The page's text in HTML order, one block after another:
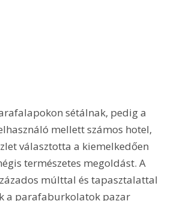
sétálnak, pedig a
mellett számos hotel,
választotta a kiemelkedően
természetes megoldást. A
múlttal és tapasztalattal
a parafaburkolatok pazar